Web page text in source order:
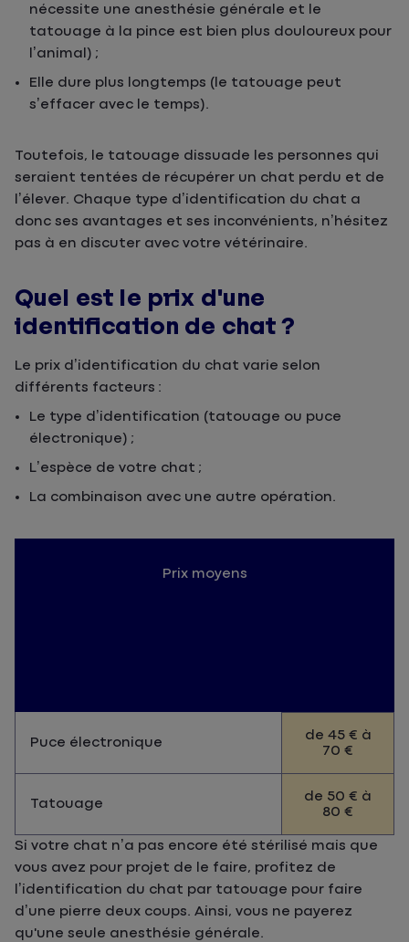
nécessite une anesthésie générale et le
tatouage à la pince est bien plus douloureux pour
l’animal) ;
Elle dure plus longtemps (le tatouage peut
s’effacer avec le temps).
Toutefois, le tatouage dissuade les personnes qui
seraient tentées de récupérer un chat perdu et de
l’élever. Chaque type d’identification du chat a
donc ses avantages et ses inconvénients, n’hésitez
pas à en discuter avec votre vétérinaire.
Quel est le prix d'une
identification de chat ?
Le prix d’identification du chat varie selon
différents facteurs :
Le type d’identification (tatouage ou puce
électronique) ;
L’espèce de votre chat ;
La combinaison avec une autre opération.
Prix moyens
Puce électronique
de 45 € à
70 €
Tatouage
de 50 € à
80 €
Si votre chat n’a pas encore été stérilisé mais que
vous avez pour projet de le faire, profitez de
l’identification du chat par tatouage pour faire
d’une pierre deux coups. Ainsi, vous ne payerez
qu'une seule anesthésie générale.